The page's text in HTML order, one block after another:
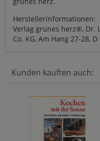
Herstellerinformationen:
Verlag grünes herz®, Dr.
Co. KG, Am Hang 27-28,
Kunden kauften auch: